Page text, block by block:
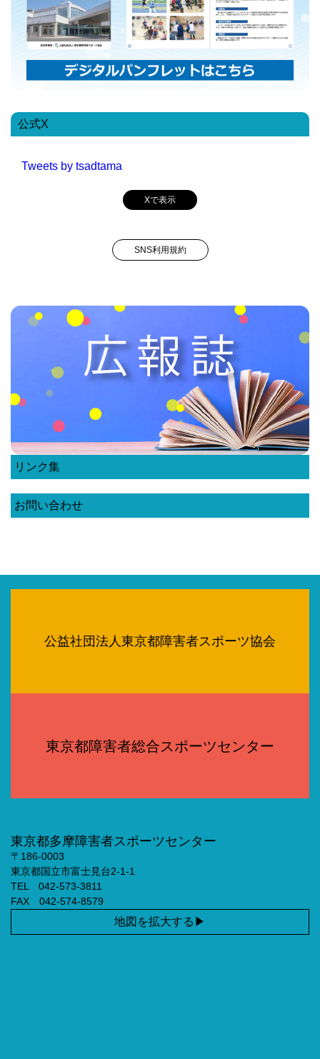
公式X
Tweets by tsadtama
Xで表示
SNS利用規約
リンク集
お問い合わせ
公益社団法人東京都障害者スポーツ協会
東京都障害者総合スポーツセンター
東京都多摩障害者スポーツセンター
〒186-0003
東京都国立市富士見台2-1-1
TEL 042-573-3811
FAX 042-574-8579
地図を拡大する